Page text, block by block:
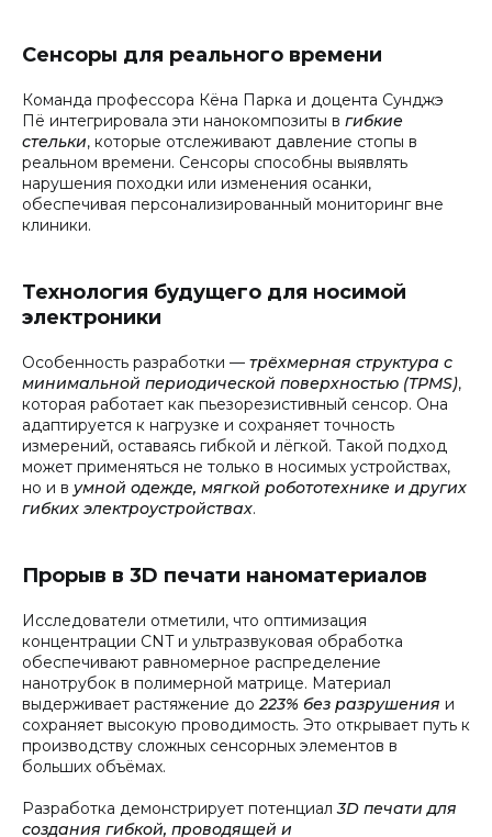
Сенсоры для реального времени
Команда профессора Кёна Парка и доцента Сунджэ
Пё интегрировала эти нанокомпозиты в гибкие
стельки, которые отслеживают давление стопы в
реальном времени. Сенсоры способны выявлять
нарушения походки или изменения осанки,
обеспечивая персонализированный мониторинг вне
клиники.
Технология будущего для носимой
электроники
Особенность разработки — трёхмерная структура с
минимальной периодической поверхностью (TPMS),
которая работает как пьезорезистивный сенсор. Она
адаптируется к нагрузке и сохраняет точность
измерений, оставаясь гибкой и лёгкой. Такой подход
может применяться не только в носимых устройствах,
но и в умной одежде, мягкой робототехнике и других
гибких электроустройствах.
Прорыв в 3D печати наноматериалов
Исследователи отметили, что оптимизация
концентрации CNT и ультразвуковая обработка
обеспечивают равномерное распределение
нанотрубок в полимерной матрице. Материал
выдерживает растяжение до223% без разрушения и
сохраняет высокую проводимость. Это открывает путь к
производству сложных сенсорных элементов в
больших объёмах.
Разработка демонстрирует потенциал3D печати для
создания гибкой, проводящей и